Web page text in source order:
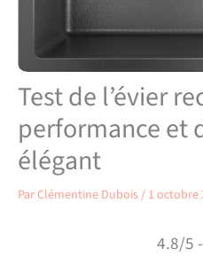
Test de l’évier
performance et
élégant
ParClémentine Dubois/ 1 octobre
4.8/5